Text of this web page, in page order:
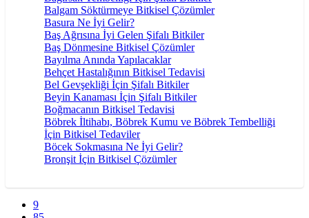
Balgam Söktürmeye Bitkisel Çözümler
Basura Ne İyi Gelir?
Baş Ağrısına İyi Gelen Şifalı Bitkiler
Baş Dönmesine Bitkisel Çözümler
Bayılma Anında Yapılacaklar
Behçet Hastalığının Bitkisel Tedavisi
Bel Gevşekliği İçin Şifalı Bitkiler
Beyin Kanaması İçin Şifalı Bitkiler
Boğmacanın Bitkisel Tedavisi
Böbrek İltihabı, Böbrek Kumu ve Böbrek Tembelliği
İçin Bitkisel Tedaviler
Böcek Sokmasına Ne İyi Gelir?
Bronşit İçin Bitkisel Çözümler
9